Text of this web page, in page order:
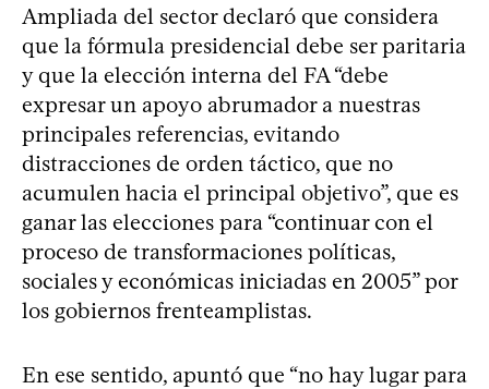
Ampliada del sector declaró que considera
que la fórmula presidencial debe ser paritaria
y que la elección interna del FA “debe
expresar un apoyo abrumador a nuestras
principales referencias, evitando
distracciones de orden táctico, que no
acumulen hacia el principal objetivo”, que es
ganar las elecciones para “continuar con el
proceso de transformaciones políticas,
sociales y económicas iniciadas en 2005” por
los gobiernos frenteamplistas.
En ese sentido, apuntó que “no hay lugar para